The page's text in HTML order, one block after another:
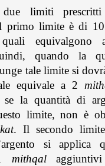
limiti prescritti
primo limite è di
equivalgono
quando la
tale limite si
equivale a 2
la quantità di
limite, non è
. Il secondo limite
si applica
mithqal